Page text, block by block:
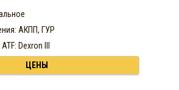
АКПП, ГУР
Dexron III
ЦЕНЫ